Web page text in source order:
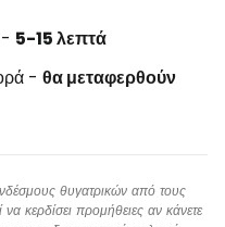
5-15 λεπτά
- θα μεταφερθούν
θυγατρικών από τους
κερδίσει προμήθειες αν κάνετε